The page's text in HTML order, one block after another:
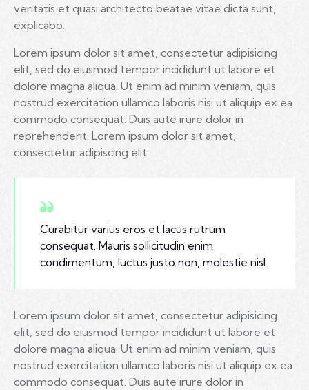
veritatis et quasi architecto beatae vitae dicta sunt,
explicabo.
Lorem ipsum dolor sit amet, consectetur adipisicing
elit, sed do eiusmod tempor incididunt ut labore et
dolore magna aliqua. Ut enim ad minim veniam, quis
nostrud exercitation ullamco laboris nisi ut aliquip ex ea
commodo consequat. Duis aute irure dolor in
reprehenderit. Lorem ipsum dolor sit amet,
consectetur adipiscing elit.
Curabitur varius eros et lacus rutrum
consequat. Mauris sollicitudin enim
condimentum, luctus justo non, molestie nisl.
Lorem ipsum dolor sit amet, consectetur adipisicing
elit, sed do eiusmod tempor incididunt ut labore et
dolore magna aliqua. Ut enim ad minim veniam, quis
nostrud exercitation ullamco laboris nisi ut aliquip ex ea
commodo consequat. Duis aute irure dolor in